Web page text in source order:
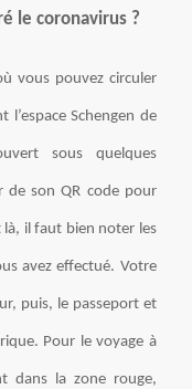
le coronavirus ?
vous pouvez circuler
l’espace Schengen de
sous quelques
de son QR code pour
il faut bien noter les
avez effectué. Votre
puis, le passeport et
Pour le voyage à
dans la zone rouge,